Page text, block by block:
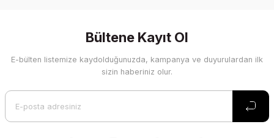
Bültene Kayıt Ol
E-bülten listemize kaydolduğunuzda, kampanya ve duyurulardan ilk
sizin haberiniz olur.